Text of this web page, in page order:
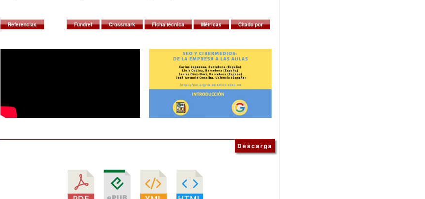
Referencias Fundref Crossmark Ficha técnica Métricas Citado por
Descarga